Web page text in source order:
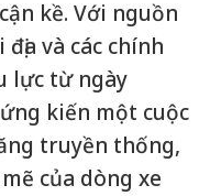
kề. Với nguồn
và các chính
lực từ ngày
kiến một cuộc
truyền thống,
của dòng xe